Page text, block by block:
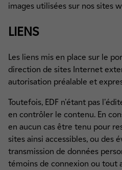
images utilisées sur nos sites
LIENS
Les liens mis en place sur le
direction de sites Internet
autorisation préalable et
Toutefois, EDF n'étant pas
en contrôler le contenu. En
en aucun cas être tenu pour
sites ainsi accessibles, ou des
transmission de données
témoins de connexion ou tout